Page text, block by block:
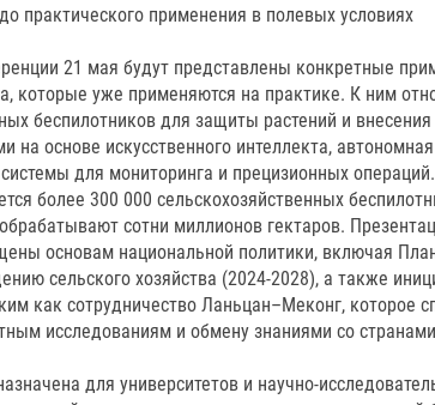
практического применения в полевых условиях
21 мая будут представлены конкретные
которые уже применяются на практике. К ним
беспилотников для защиты растений и
на основе искусственного интеллекта,
для мониторинга и прецизионных
более 300 000 сельскохозяйственных
сотни миллионов гектаров.
основам национальной политики, включая
сельского хозяйства (2024-2028), а также
как сотрудничество Ланьцан–Меконг, которое
исследованиям и обмену знаниями со
для университетов и научно-